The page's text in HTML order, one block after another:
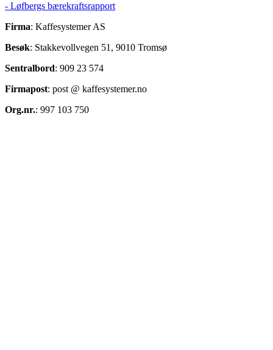
- Løfbergs bærekraftsrapport
Firma: Kaffesystemer AS
Besøk: Stakkevollvegen 51, 9010 Tromsø
Sentralbord: 909 23 574
Firmapost: post @ kaffesystemer.no
Org.nr.: 997 103 750